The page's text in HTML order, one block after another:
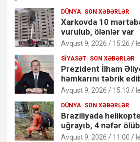
DÜNYA SON XƏBƏRLƏR
Xarkovda 10
vurulub, ölənlər var
Avqust 9, 2026 / 15:26
SIYASƏT SON XƏBƏRLƏR
Prezident İlham
həmkarını təbrik
Avqust 9, 2026 / 15:13
DÜNYA SON XƏBƏRLƏR
Braziliyada
uğrayıb, 4 nəfər ölüb
Avqust 9, 2026 / 11:00